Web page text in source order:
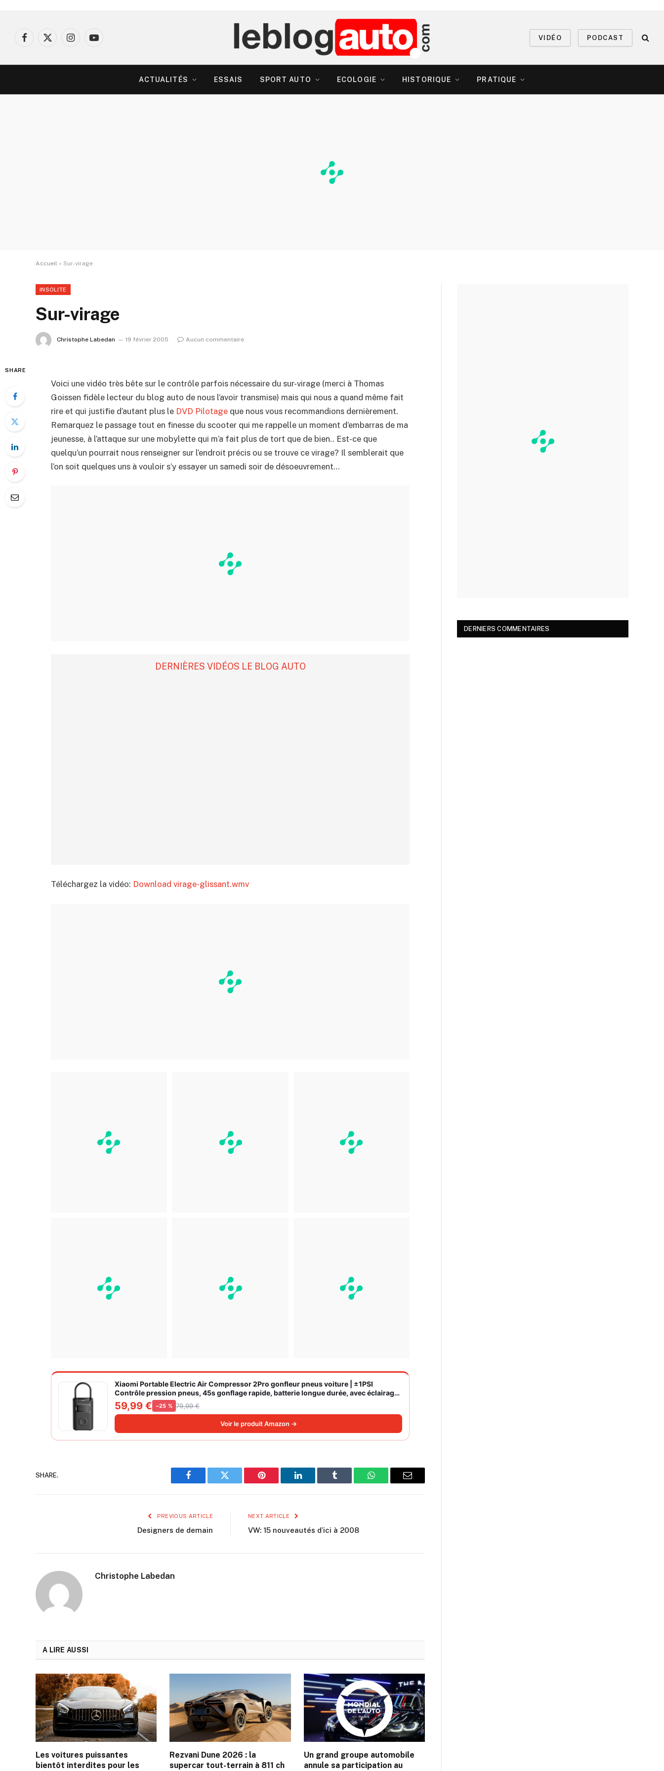
Facebook
X
InstagramYouTube
VIDÉO PODCAST
ACTUALITÉS ESSAIS SPORT AUTO ECOLOGIE HISTORIQUE PRATIQUE
Accueil » Sur-virage
INSOLITE
Sur-virage
Christophe Labedan 19 février 2005 Aucun commentaire
SHARE
Voici une vidéo très bête sur le contrôle parfois nécessaire du sur-virage (merci à Thomas
Goissen fidèle lecteur du blog auto de nous l’avoir transmise) mais qui nous a quand même fait
rire et qui justifie d’autant plus le DVD Pilotage que nous vous recommandions dernièrement.
Remarquez le passage tout en finesse du scooter qui me rappelle un moment d’embarras de ma
jeunesse, à l’attaque sur une mobylette qui m’a fait plus de tort que de bien.. Est-ce que
quelqu’un pourrait nous renseigner sur l’endroit précis ou se trouve ce virage? Il semblerait que
l’on soit quelques uns à vouloir s’y essayer un samedi soir de désoeuvrement…
DERNIÈRES VIDÉOS LE BLOG AUTO
Téléchargez la vidéo: Download virage-glissant.wmv
Xiaomi Portable Electric Air Compressor 2Pro gonfleur pneus voiture | ±1PSI
Contrôle pression pneus, 45s gonflage rapide, batterie longue durée, avec éclairage,
grand cylindre à air 27 mm
59,99 € −25 % 79,99 €
Voir le produit Amazon →
SHARE.
Facebook Twitter Pinterest LinkedIn Tumblr WhatsAppEmail
PREVIOUS ARTICLE
Designers de demain
NEXT ARTICLE
VW: 15 nouveautés d’ici à 2008
Christophe Labedan
A LIRE AUSSI
Les voitures puissantes
bientôt interdites pour les
Rezvani Dune 2026 : la
supercar tout-terrain à 811 ch
Un grand groupe automobile
annule sa participation au
DERNIERS COMMENTAIRES